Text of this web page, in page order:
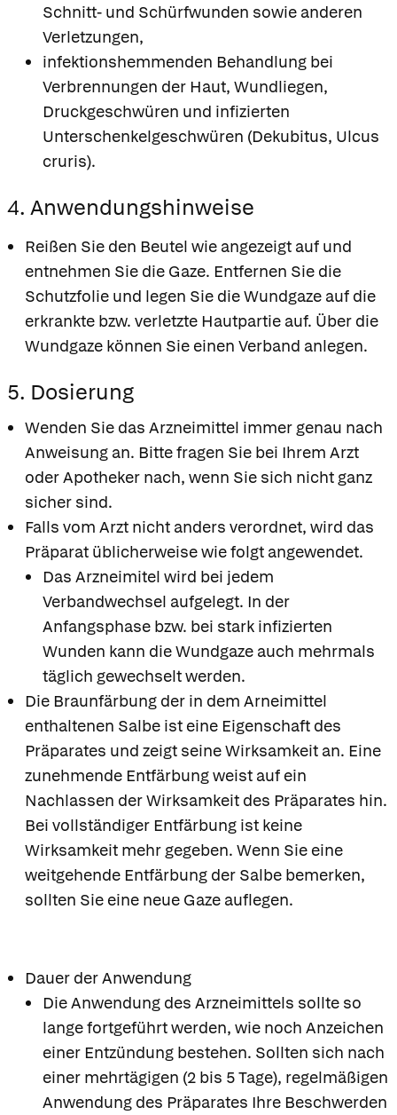
Schnitt- und Schürfwunden sowie anderen
Verletzungen,
infektionshemmenden Behandlung bei
Verbrennungen der Haut, Wundliegen,
Druckgeschwüren und infizierten
Unterschenkelgeschwüren (Dekubitus, Ulcus
cruris).
4. Anwendungshinweise
Reißen Sie den Beutel wie angezeigt auf und
entnehmen Sie die Gaze. Entfernen Sie die
Schutzfolie und legen Sie die Wundgaze auf die
erkrankte bzw. verletzte Hautpartie auf. Über die
Wundgaze können Sie einen Verband anlegen.
5. Dosierung
Wenden Sie das Arzneimittel immer genau nach
Anweisung an. Bitte fragen Sie bei Ihrem Arzt
oder Apotheker nach, wenn Sie sich nicht ganz
sicher sind.
Falls vom Arzt nicht anders verordnet, wird das
Präparat üblicherweise wie folgt angewendet.
Das Arzneimitel wird bei jedem
Verbandwechsel aufgelegt. In der
Anfangsphase bzw. bei stark infizierten
Wunden kann die Wundgaze auch mehrmals
täglich gewechselt werden.
Die Braunfärbung der in dem Arneimittel
enthaltenen Salbe ist eine Eigenschaft des
Präparates und zeigt seine Wirksamkeit an. Eine
zunehmende Entfärbung weist auf ein
Nachlassen der Wirksamkeit des Präparates hin.
Bei vollständiger Entfärbung ist keine
Wirksamkeit mehr gegeben. Wenn Sie eine
weitgehende Entfärbung der Salbe bemerken,
sollten Sie eine neue Gaze auflegen.
Dauer der Anwendung
Die Anwendung des Arzneimittels sollte so
lange fortgeführt werden, wie noch Anzeichen
einer Entzündung bestehen. Sollten sich nach
einer mehrtägigen (2 bis 5 Tage), regelmäßigen
Anwendung des Präparates Ihre Beschwerden